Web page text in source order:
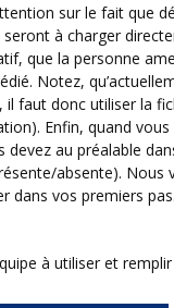
seront à charger
que la personne
Notez,
faut donc utiliser la
Enfin, quand
devez au préalable
absente). Nous
dans vos premiers
à utiliser et